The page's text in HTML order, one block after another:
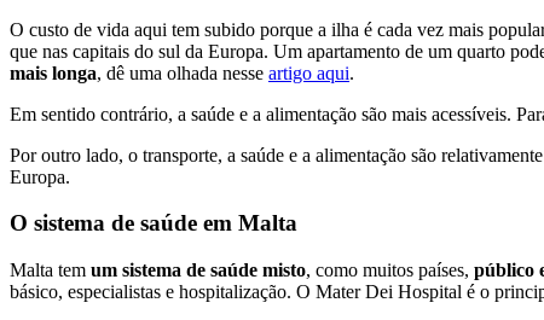
O custo de vida aqui tem subido porque a ilha é cada vez mais
que nas capitais do sul da Europa. Um apartamento de um quarto
mais longa, dê uma olhada nesse artigo aqui.
Em sentido contrário, a saúde e a alimentação são mais acessíveis.
Por outro lado, o transporte, a saúde e a alimentação são
Europa.
O sistema de saúde em Malta
Malta tem um sistema de saúde misto, como muitos países, público
básico, especialistas e hospitalização. O Mater Dei Hospital é o